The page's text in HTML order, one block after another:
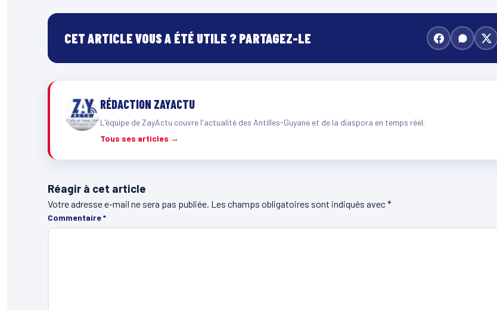
CET ARTICLE VOUS A ÉTÉ UTILE ? PARTAGEZ-LE
RÉDACTION ZAYACTU
L'équipe de ZayActu couvre l'actualité des Antilles-Guyane et de la diaspora en temps réel.
Tous ses articles →
Réagir à cet article
Votre adresse e-mail ne sera pas publiée. Les champs obligatoires sont indiqués avec*
Commentaire*